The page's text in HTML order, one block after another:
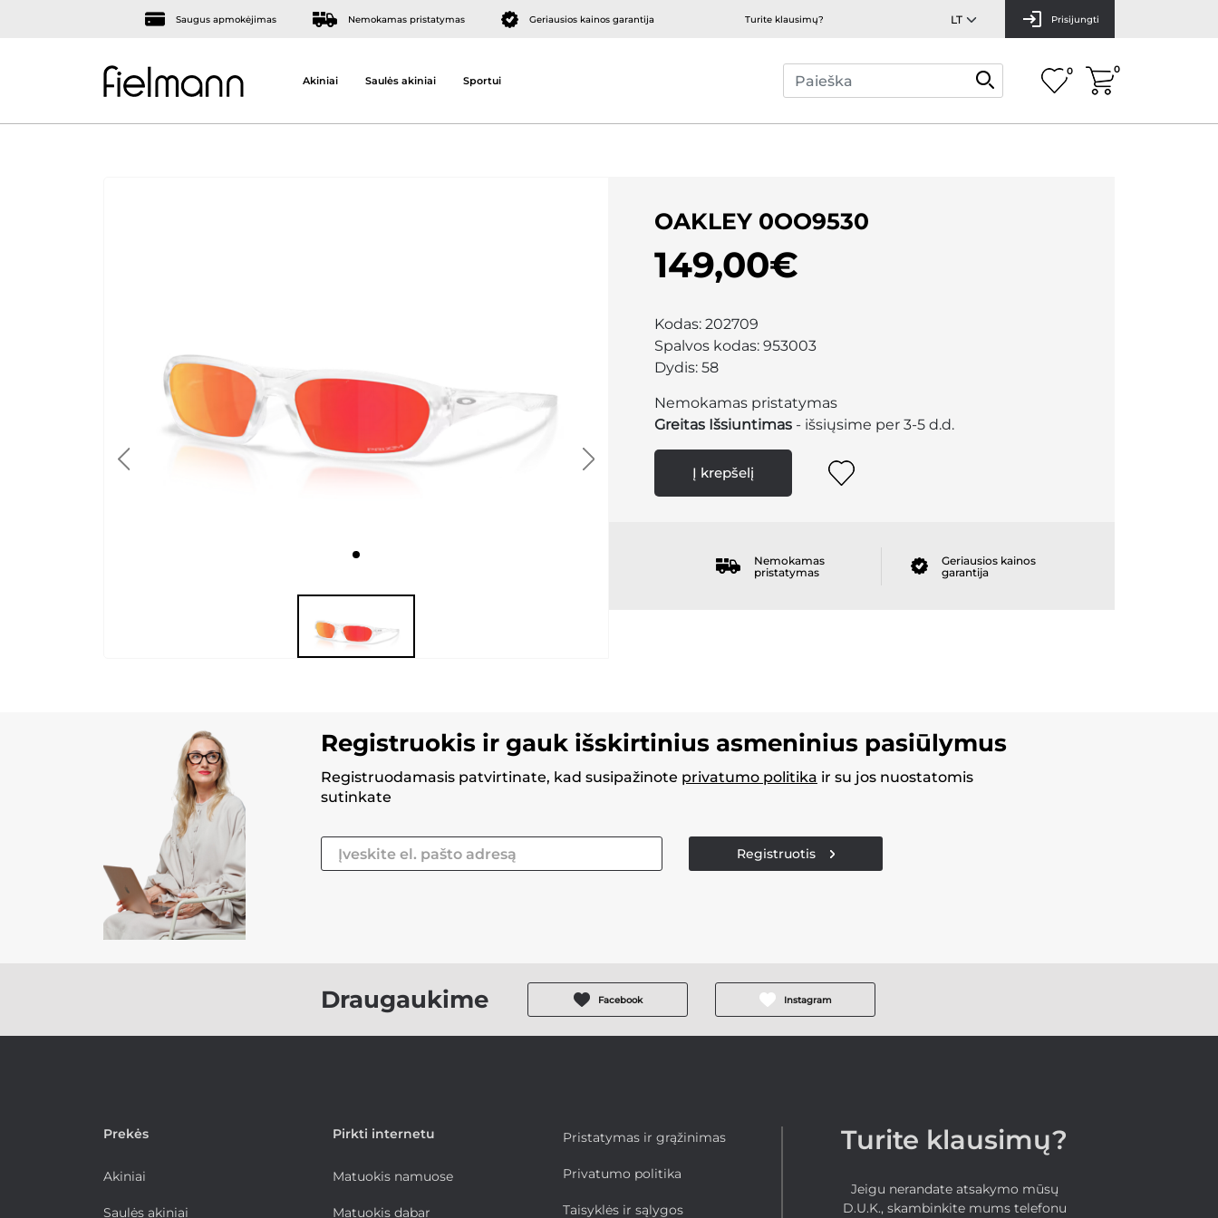
Saugus apmokėjimas Nemokamas pristatymas Geriausios kainos garantija Turite klausimų? Prisijungti
Akiniai Saulės akiniai Sportui
0 0
OAKLEY 0OO9530
149,00€
Kodas: 202709
Spalvos kodas: 953003
Dydis: 58
Nemokamas pristatymas
Greitas Išsiuntimas - išsiųsime per 3-5 d.d.
Į krepšelį
Nemokamas
pristatymas
Geriausios kainos
garantija
Registruokis ir gauk išskirtinius asmeninius pasiūlymus
Registruodamasis patvirtinate, kad susipažinote privatumo politika ir su jos nuostatomis
sutinkate
Registruotis
Draugaukime Facebook Instagram
Prekės
Akiniai
Saulės akiniai
Pirkti internetu
Matuokis namuose
Matuokis dabar
Pristatymas ir grąžinimas
Privatumo politika
Taisyklės ir sąlygos
Turite klausimų?
Jeigu nerandate atsakymo mūsų
D.U.K., skambinkite mums telefonu